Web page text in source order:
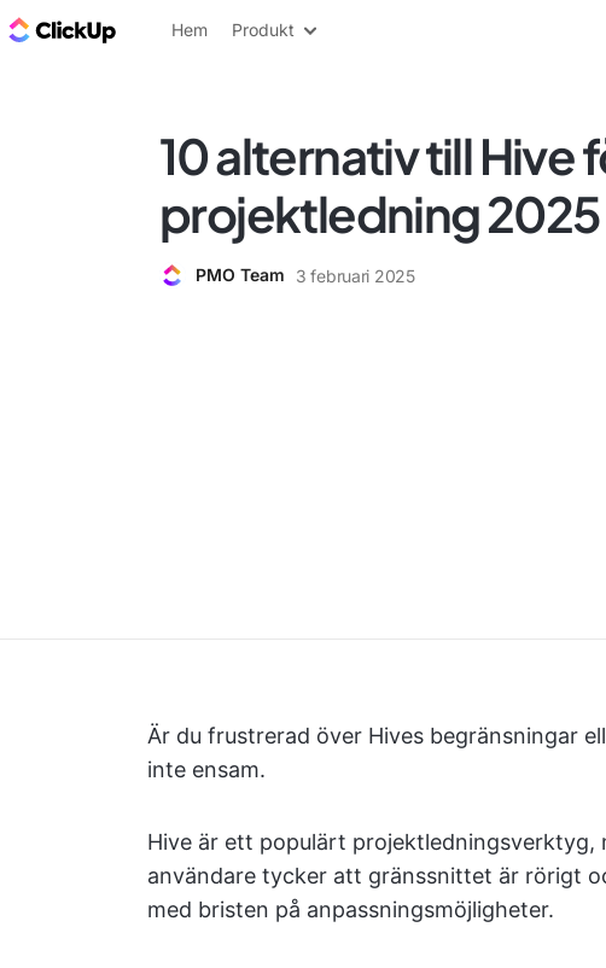
ClickUp-bloggen
Hem Produkt
10 alternativ till Hive
projektledning 2025
PMO Team 3 februari 2025
Är du frustrerad över Hives begränsningar
inte ensam.
Hive är ett populärt projektledningsverktyg,
användare tycker att gränssnittet är rörigt
med bristen på anpassningsmöjligheter.